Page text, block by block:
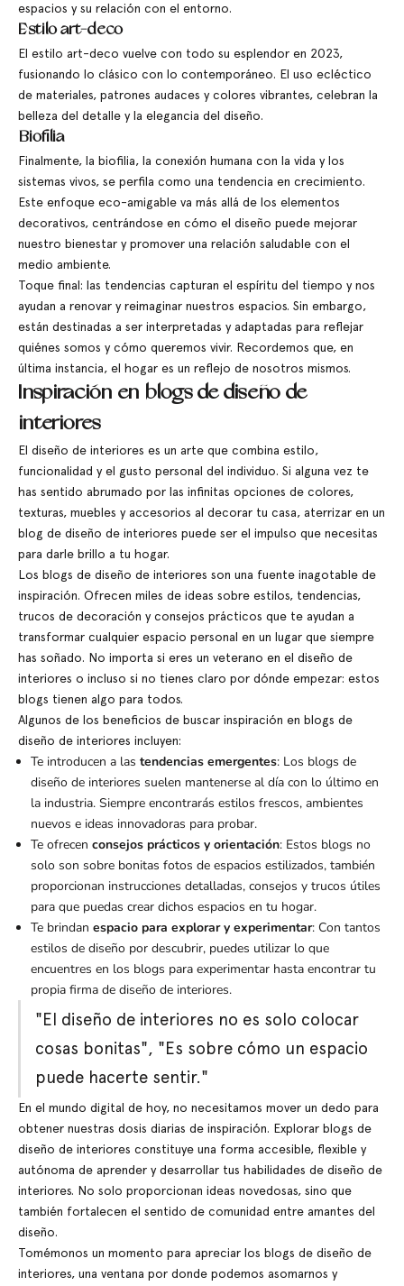
espacios y su relación con el entorno.
Estilo art-deco
El estilo art-deco vuelve con todo su esplendor en 2023,
fusionando lo clásico con lo contemporáneo. El uso ecléctico
de materiales, patrones audaces y colores vibrantes, celebran la
belleza del detalle y la elegancia del diseño.
Biofilia
Finalmente, la biofilia, la conexión humana con la vida y los
sistemas vivos, se perfila como una tendencia en crecimiento.
Este enfoque eco-amigable va más allá de los elementos
decorativos, centrándose en cómo el diseño puede mejorar
nuestro bienestar y promover una relación saludable con el
medio ambiente.
Toque final: las tendencias capturan el espíritu del tiempo y nos
ayudan a renovar y reimaginar nuestros espacios. Sin embargo,
están destinadas a ser interpretadas y adaptadas para reflejar
quiénes somos y cómo queremos vivir. Recordemos que, en
última instancia, el hogar es un reflejo de nosotros mismos.
Inspiración en blogs de diseño de
interiores
El diseño de interiores es un arte que combina estilo,
funcionalidad y el gusto personal del individuo. Si alguna vez te
has sentido abrumado por las infinitas opciones de colores,
texturas, muebles y accesorios al decorar tu casa, aterrizar en un
blog de diseño de interiores puede ser el impulso que necesitas
para darle brillo a tu hogar.
Los blogs de diseño de interiores son una fuente inagotable de
inspiración. Ofrecen miles de ideas sobre estilos, tendencias,
trucos de decoración y consejos prácticos que te ayudan a
transformar cualquier espacio personal en un lugar que siempre
has soñado. No importa si eres un veterano en el diseño de
interiores o incluso si no tienes claro por dónde empezar: estos
blogs tienen algo para todos.
Algunos de los beneficios de buscar inspiración en blogs de
diseño de interiores incluyen:
Te introducen a las tendencias emergentes: Los blogs de
diseño de interiores suelen mantenerse al día con lo último en
la industria. Siempre encontrarás estilos frescos, ambientes
nuevos e ideas innovadoras para probar.
Te ofrecen consejos prácticos y orientación: Estos blogs no
solo son sobre bonitas fotos de espacios estilizados, también
proporcionan instrucciones detalladas, consejos y trucos útiles
para que puedas crear dichos espacios en tu hogar.
Te brindan espacio para explorar y experimentar: Con tantos
estilos de diseño por descubrir, puedes utilizar lo que
encuentres en los blogs para experimentar hasta encontrar tu
propia firma de diseño de interiores.
"El diseño de interiores no es solo colocar
cosas bonitas", "Es sobre cómo un espacio
puede hacerte sentir."
En el mundo digital de hoy, no necesitamos mover un dedo para
obtener nuestras dosis diarias de inspiración. Explorar blogs de
diseño de interiores constituye una forma accesible, flexible y
autónoma de aprender y desarrollar tus habilidades de diseño de
interiores. No solo proporcionan ideas novedosas, sino que
también fortalecen el sentido de comunidad entre amantes del
diseño.
Tomémonos un momento para apreciar los blogs de diseño de
interiores, una ventana por donde podemos asomarnos y